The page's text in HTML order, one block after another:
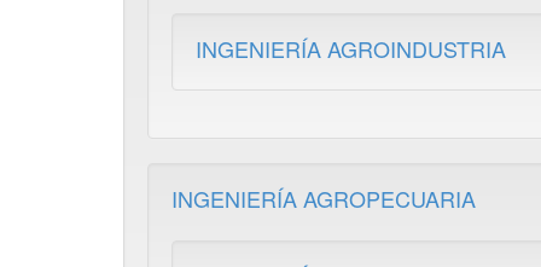
INGENIERÍA AGROINDUSTRIA
INGENIERÍA AGROPECUARIA